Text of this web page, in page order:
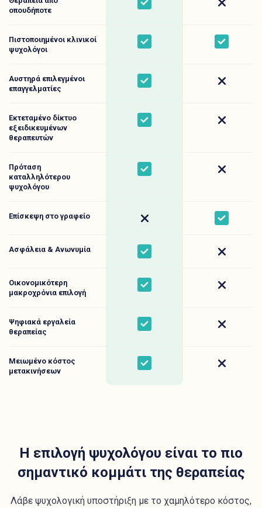
οπουδήποτε
Πιστοποιημένοι κλινικοί
ψυχολόγοι
Yes Yes
Αυστηρά επιλεγμένοι
επαγγελματίες
Yes No
Εκτεταμένο δίκτυο
εξειδικευμένων
θεραπευτών
Yes No
Πρόταση
καταλληλότερου
ψυχολόγου
Yes No
Επίσκεψη στο γραφείο No Yes
Ασφάλεια & Ανωνυμία Yes No
Οικονομικότερη
μακροχρόνια επιλογή
Yes No
Ψηφιακά εργαλεία
θεραπείας
Yes No
Μειωμένο κόστος
μετακινήσεων
Yes No
Η επιλογή ψυχολόγου είναι το πιο
σημαντικό κομμάτι της θεραπείας
Λάβε ψυχολογική υποστήριξη με το χαμηλότερο κόστος,